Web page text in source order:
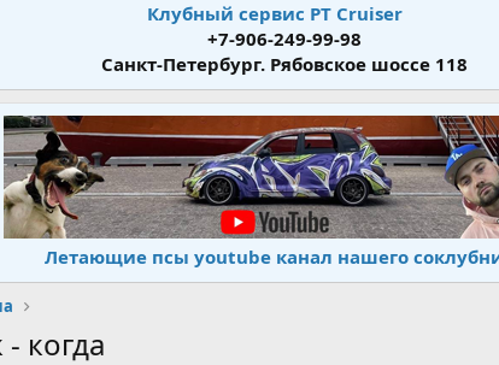
Клубный сервис PT Cruiser
+7-906-249-99-98
Санкт-Петербург. Рябовское шоссе 118
Летающие псы youtube канал нашего
когда